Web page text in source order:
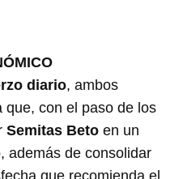
diario, ambos
que, con el paso de los
Semitas Beto en un
, además de consolidar
que recomienda el